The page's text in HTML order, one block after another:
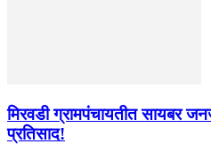
मिरवडी ग्रामपंचायतीत सायबर
प्रतिसाद!